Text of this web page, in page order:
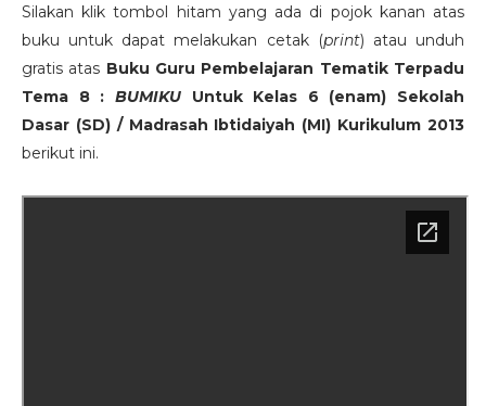
Silakan klik tombol hitam yang ada di pojok kanan atas
buku untuk dapat melakukan cetak (print) atau unduh
gratis atas Buku Guru Pembelajaran Tematik Terpadu
Tema 8 : BUMIKUUntuk Kelas 6 (enam) Sekolah
Dasar (SD) / Madrasah Ibtidaiyah (MI) Kurikulum 2013
berikut ini.